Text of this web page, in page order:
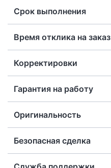
Срок выполнения
Время отклика на заказ
Корректировки
Гарантия на работу
Оригинальность
Безопасная сделка